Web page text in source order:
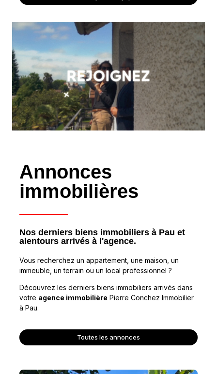
Annonces
immobilières
Nos derniers biens immobiliers à Pau et
alentours arrivés à l'agence.
Vous recherchez un appartement, une maison, un
immeuble, un terrain ou un local professionnel ?
Découvrez les derniers biens immobiliers arrivés dans
votre agence immobilière Pierre Conchez Immobilier
à Pau.
Toutes les annonces